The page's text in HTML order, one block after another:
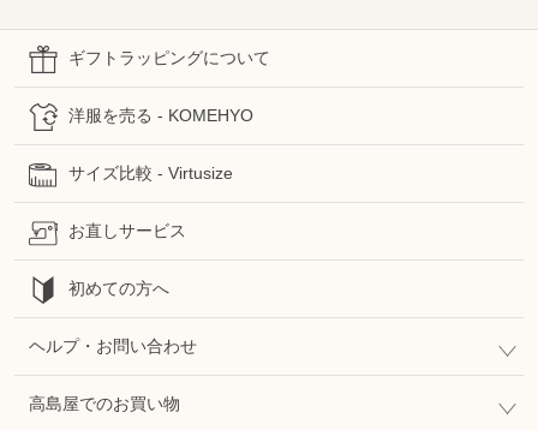
ギフトラッピングについて
洋服を売る - KOMEHYO
サイズ比較 - Virtusize
お直しサービス
初めての方へ
ヘルプ・お問い合わせ
高島屋でのお買い物